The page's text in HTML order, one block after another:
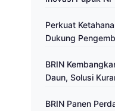
Perkuat
Dukung
BRIN
Daun, Solusi
BRIN Panen